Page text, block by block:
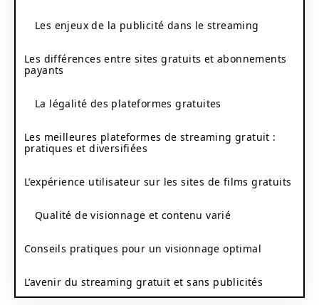
Les enjeux de la publicité dans le streaming
Les différences entre sites gratuits et abonnements
payants
La légalité des plateformes gratuites
Les meilleures plateformes de streaming gratuit :
pratiques et diversifiées
L’expérience utilisateur sur les sites de films gratuits
Qualité de visionnage et contenu varié
Conseils pratiques pour un visionnage optimal
L’avenir du streaming gratuit et sans publicités